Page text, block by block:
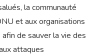
la communauté
et aux organisations
de sauver la vie des
attaques